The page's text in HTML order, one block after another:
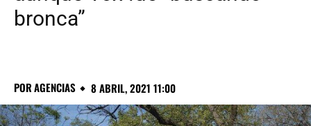
bronca”
PORAGENCIAS 8 ABRIL, 2021 11:00